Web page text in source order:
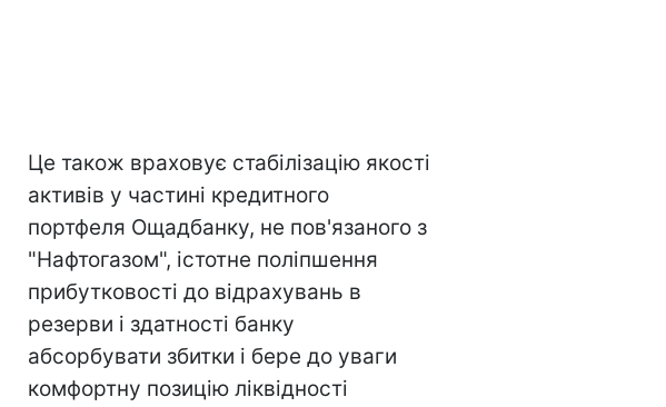
Це також враховує стабілізацію якості
активів у частині кредитного
портфеля Ощадбанку, не пов'язаного з
"Нафтогазом", істотне поліпшення
прибутковості до відрахувань в
резерви і здатності банку
абсорбувати збитки і бере до уваги
комфортну позицію ліквідності